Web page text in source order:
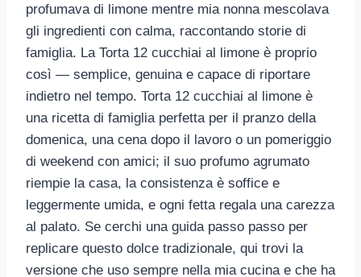
profumava di limone mentre mia nonna mescolava
gli ingredienti con calma, raccontando storie di
famiglia. La Torta 12 cucchiai al limone è proprio
così — semplice, genuina e capace di riportare
indietro nel tempo. Torta 12 cucchiai al limone è
una ricetta di famiglia perfetta per il pranzo della
domenica, una cena dopo il lavoro o un pomeriggio
di weekend con amici; il suo profumo agrumato
riempie la casa, la consistenza è soffice e
leggermente umida, e ogni fetta regala una carezza
al palato. Se cerchi una guida passo passo per
replicare questo dolce tradizionale, qui trovi la
versione che uso sempre nella mia cucina e che ha